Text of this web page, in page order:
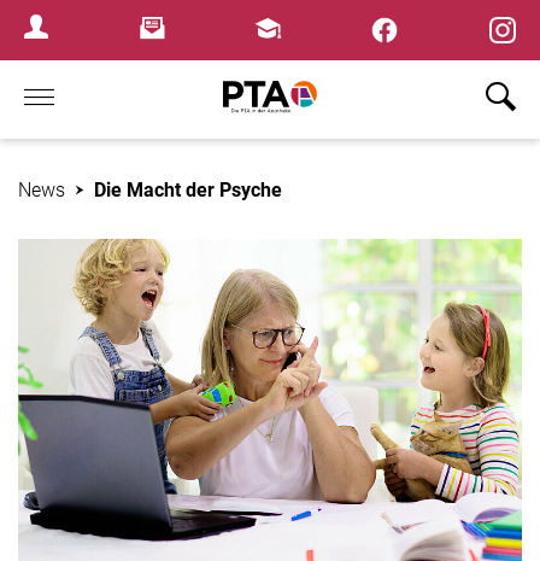
Login MenuNewsletterFortbildungen
Home
News Die Macht der Psyche
×